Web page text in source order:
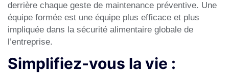
derrière chaque geste de maintenance préventive. Une
équipe formée est une équipe plus efficace et plus
impliquée dans la sécurité alimentaire globale de
l’entreprise.
Simplifiez-vous la vie :